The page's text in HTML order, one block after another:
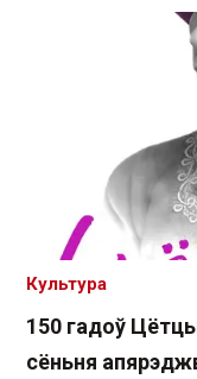
150 гадоў
сёньня
Культура